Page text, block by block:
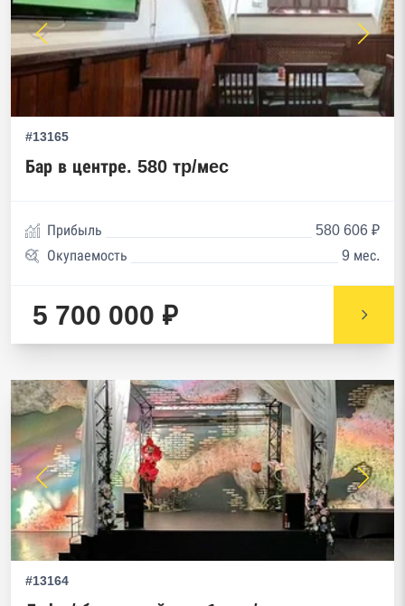
#13165
Бар в центре. 580 тp/мec
Прибыль
580 606 ₽
Окупаемость
9 мес.
5 700 000 ₽
#13164